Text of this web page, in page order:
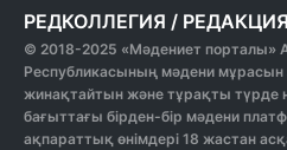
РЕДКОЛЛЕГИЯ / РЕДАКЦИЯ
© 2018-2025 «Мәдениет порталы»
Республикасының мәдени мұрасын
жинақтайтын және тұрақты түрде
бағыттағы бірден-бір мәдени
ақпараттық өнімдері 18 жастан